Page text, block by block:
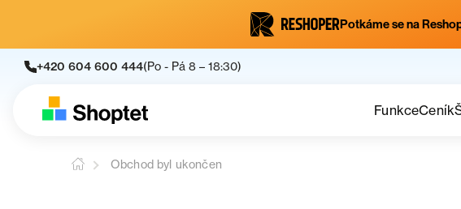
Potkáme se na
+420 604 600 444(Po - Pá 8 – 18:30)
FunkceCeník
Obchod byl ukončen